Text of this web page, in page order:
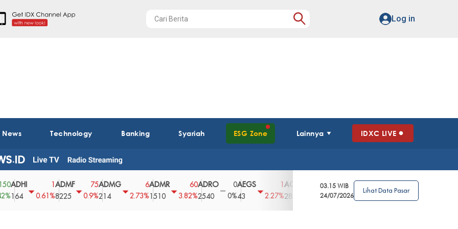
Log in
Technology Banking Syariah ESG Zone Lainnya IDXC LIVE
0.61%
ADMF
8225
75
0.9%
ADMG
214
2.73%
ADMR
1510
60
3.82%
ADRO
2540
0
0%
AEGS
2.27% 2850
3.39%
AGRO
148
4
2.63%
0%
03.15 WIB
24/07/2026
Lihat Data Pasar